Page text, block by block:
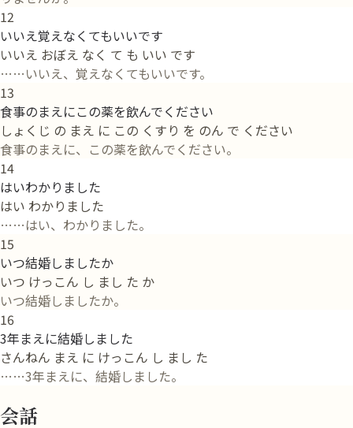
12
いいえ覚えなくてもいいです
いいえ おぼえ なく て も いい です
……いいえ、覚えなくてもいいです。
13
食事のまえにこの薬を飲んでください
しょくじ の まえ に この くすり を のん で ください
食事のまえに、この薬を飲んでください。
14
はいわかりました
はい わかりました
……はい、わかりました。
15
いつ結婚しましたか
いつ けっこん し まし た か
いつ結婚しましたか。
16
3年まえに結婚しました
さんねん まえ に けっこん し まし た
……3年まえに、結婚しました。
会話